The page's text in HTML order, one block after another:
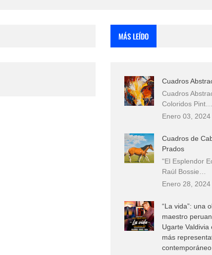
MÁS LEÍDO
Cuadros
Cuadros
Coloridos Pint…
Enero 03, 2024
Cuadros de
Prados
"El Esplendor
Raúl Bossie…
Enero 28, 2024
“La vida”: una
maestro
Ugarte
más